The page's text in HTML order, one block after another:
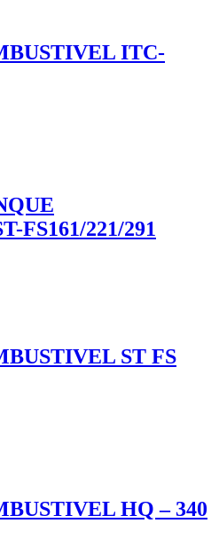
ITC-
FS161/221/291
ST FS
HQ – 340